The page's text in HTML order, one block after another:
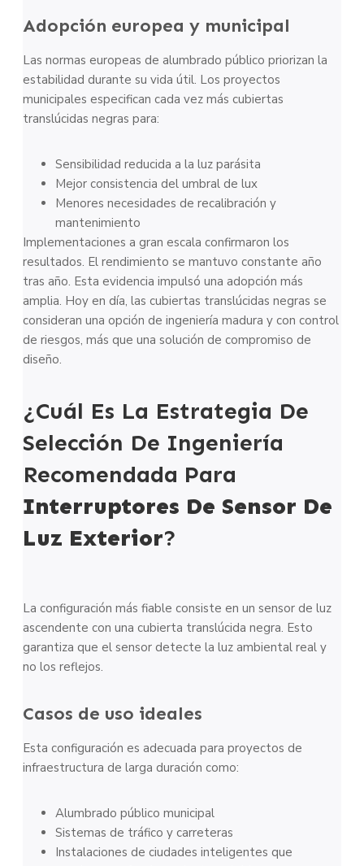
Adopción europea y municipal
Las normas europeas de alumbrado público priorizan la
estabilidad durante su vida útil. Los proyectos
municipales especifican cada vez más cubiertas
translúcidas negras para:
Sensibilidad reducida a la luz parásita
Mejor consistencia del umbral de lux
Menores necesidades de recalibración y
mantenimiento
Implementaciones a gran escala confirmaron los
resultados. El rendimiento se mantuvo constante año
tras año. Esta evidencia impulsó una adopción más
amplia. Hoy en día, las cubiertas translúcidas negras se
consideran una opción de ingeniería madura y con control
de riesgos, más que una solución de compromiso de
diseño.
¿Cuál Es La Estrategia De
Selección De Ingeniería
Recomendada Para
Interruptores De Sensor De
Luz Exterior?
La configuración más fiable consiste en un sensor de luz
ascendente con una cubierta translúcida negra. Esto
garantiza que el sensor detecte la luz ambiental real y
no los reflejos.
Casos de uso ideales
Esta configuración es adecuada para proyectos de
infraestructura de larga duración como:
Alumbrado público municipal
Sistemas de tráfico y carreteras
Instalaciones de ciudades inteligentes que